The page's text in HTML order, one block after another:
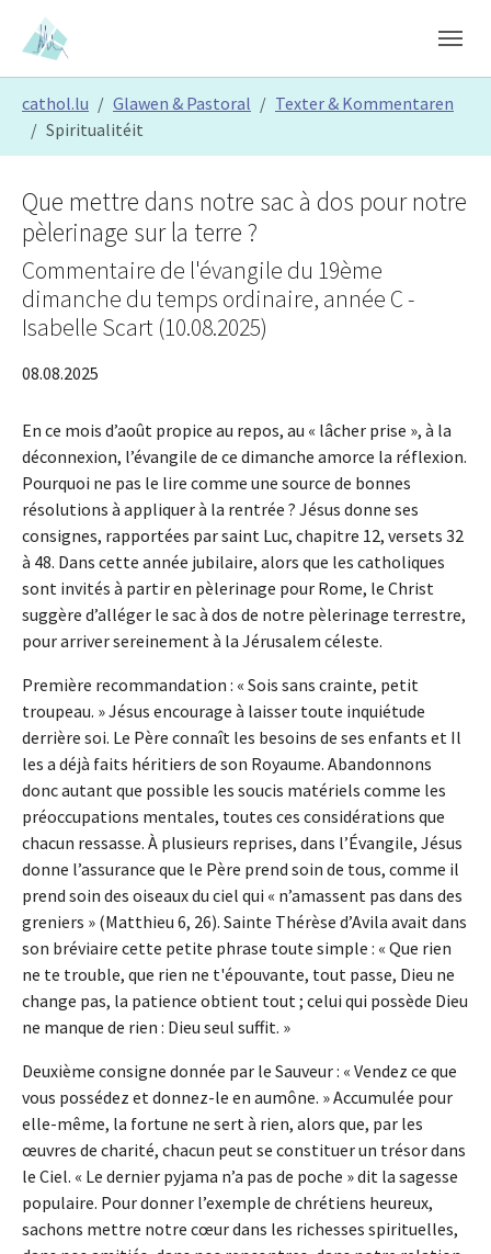
Skip to main content
Skip to page footer
cathol.lu Glawen & Pastoral
Texter & Kommentaren
Spiritualitéit
Que mettre dans notre sac à dos pour notre
pèlerinage sur la terre ?
Commentaire de l'évangile du 19ème
dimanche du temps ordinaire, année C -
Isabelle Scart (10.08.2025)
08.08.2025
En ce mois d’août propice au repos, au « lâcher prise », à la
déconnexion, l’évangile de ce dimanche amorce la réflexion.
Pourquoi ne pas le lire comme une source de bonnes
résolutions à appliquer à la rentrée ? Jésus donne ses
consignes, rapportées par saint Luc, chapitre 12, versets 32
à 48. Dans cette année jubilaire, alors que les catholiques
sont invités à partir en pèlerinage pour Rome, le Christ
suggère d’alléger le sac à dos de notre pèlerinage terrestre,
pour arriver sereinement à la Jérusalem céleste.
Première recommandation : « Sois sans crainte, petit
troupeau. » Jésus encourage à laisser toute inquiétude
derrière soi. Le Père connaît les besoins de ses enfants et Il
les a déjà faits héritiers de son Royaume. Abandonnons
donc autant que possible les soucis matériels comme les
préoccupations mentales, toutes ces considérations que
chacun ressasse. À plusieurs reprises, dans l’Évangile, Jésus
donne l’assurance que le Père prend soin de tous, comme il
prend soin des oiseaux du ciel qui « n’amassent pas dans des
greniers » (Matthieu 6, 26). Sainte Thérèse d’Avila avait dans
son bréviaire cette petite phrase toute simple : « Que rien
ne te trouble, que rien ne t'épouvante, tout passe, Dieu ne
change pas, la patience obtient tout ; celui qui possède Dieu
ne manque de rien : Dieu seul suffit. »
Deuxième consigne donnée par le Sauveur : « Vendez ce que
vous possédez et donnez-le en aumône. » Accumulée pour
elle-même, la fortune ne sert à rien, alors que, par les
œuvres de charité, chacun peut se constituer un trésor dans
le Ciel. « Le dernier pyjama n’a pas de poche » dit la sagesse
populaire. Pour donner l’exemple de chrétiens heureux,
sachons mettre notre cœur dans les richesses spirituelles,